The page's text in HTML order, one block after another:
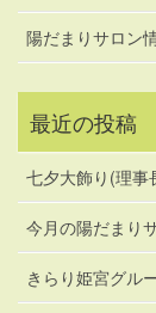
陽だまりサロン
最近の投稿
七夕大飾り(理事
今月の陽だまり
きらり姫宮グル